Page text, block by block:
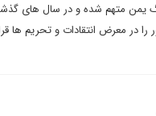
متهم شده و در سال های
در معرض انتقادات و تحریم ها